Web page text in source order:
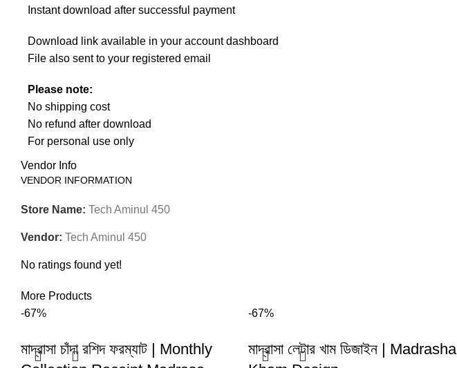
Instant download after successful payment
Download link available in your account dashboard
File also sent to your registered email
Please note:
No shipping cost
No refund after download
For personal use only
Vendor Info
VENDOR INFORMATION
Store Name: Tech Aminul 450
Vendor: Tech Aminul 450
No ratings found yet!
More Products
-67%
মাদ্রাসা চাঁদা রশিদ ফরম্যাট | Monthly
-67%
মাদ্রাসা লেটার খাম ডিজাইন | Madrasha